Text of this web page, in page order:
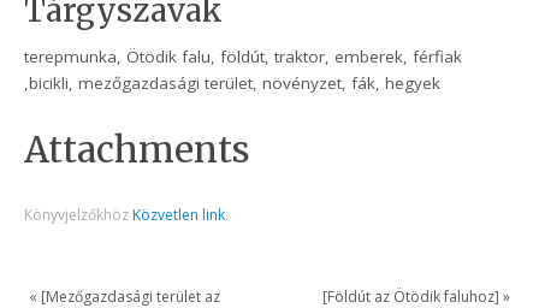
Tárgyszavak
terepmunka, Ötödik falu, földút, traktor, emberek, férfiak
,bicikli, mezőgazdasági terület, növényzet, fák, hegyek
Attachments
Könyvjelzőkhöz Közvetlen link.
« [Mezőgazdasági terület az
[Földút az Ötödik faluhoz] »